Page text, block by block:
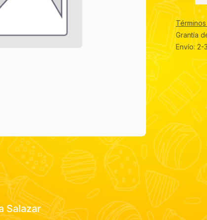
Grantía
Envío: 2-
Salazar